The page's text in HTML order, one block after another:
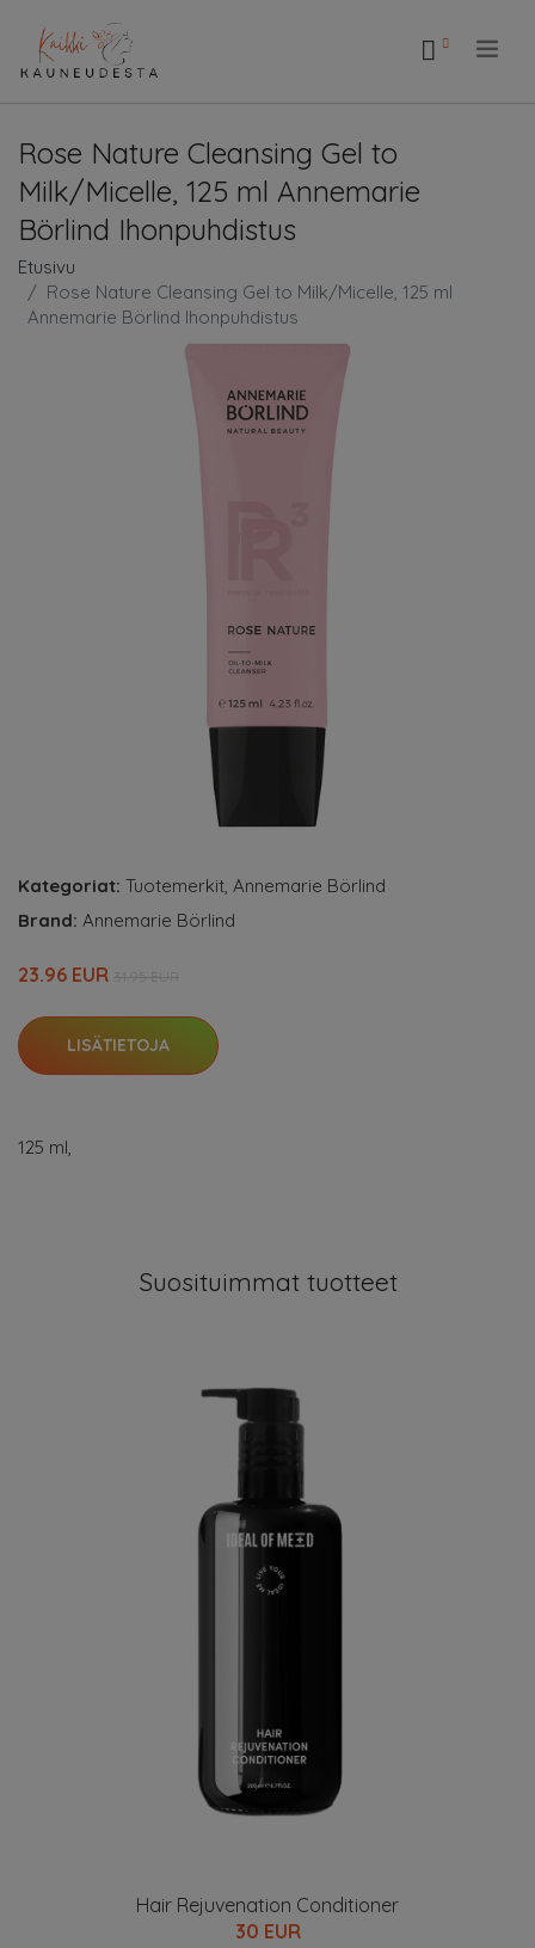
Rose Nature Cleansing Gel to
Milk/Micelle, 125 ml Annemarie
Börlind Ihonpuhdistus
Etusivu
Rose Nature Cleansing Gel to Milk/Micelle, 125 ml
Annemarie Börlind Ihonpuhdistus
Kategoriat: Tuotemerkit, Annemarie Börlind
Brand: Annemarie Börlind
23.96 EUR
LISÄTIETOJA
125 ml,
Suosituimmat tuotteet
Hair Rejuvenation Conditioner
30 EUR